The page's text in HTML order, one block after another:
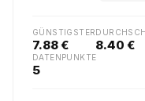
GÜNSTIGSTER
7.88 € 8.40 €
DATENPUNKTE
5